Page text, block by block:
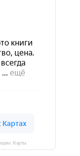
Карты